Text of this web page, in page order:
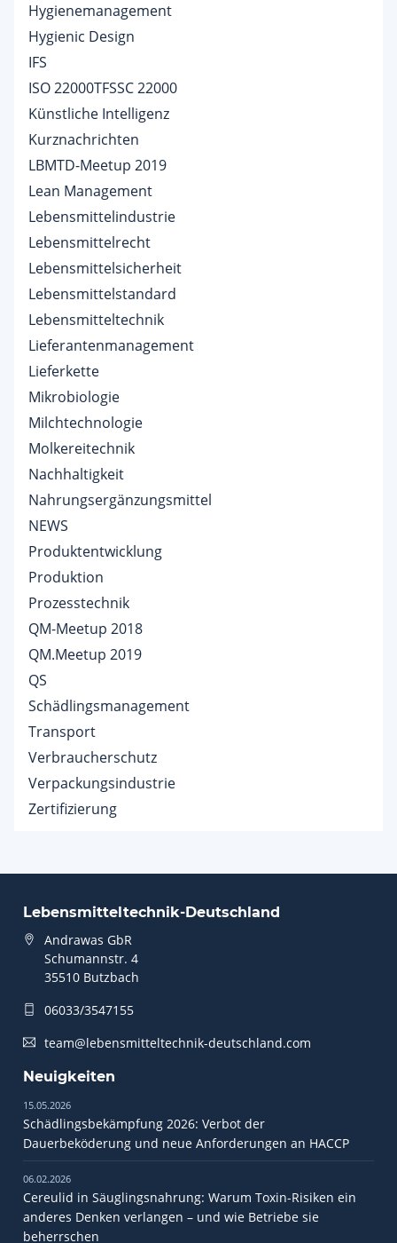
Hygienemanagement
Hygienic Design
IFS
ISO 22000TFSSC 22000
Künstliche Intelligenz
Kurznachrichten
LBMTD-Meetup 2019
Lean Management
Lebensmittelindustrie
Lebensmittelrecht
Lebensmittelsicherheit
Lebensmittelstandard
Lebensmitteltechnik
Lieferantenmanagement
Lieferkette
Mikrobiologie
Milchtechnologie
Molkereitechnik
Nachhaltigkeit
Nahrungsergänzungsmittel
NEWS
Produktentwicklung
Produktion
Prozesstechnik
QM-Meetup 2018
QM.Meetup 2019
QS
Schädlingsmanagement
Transport
Verbraucherschutz
Verpackungsindustrie
Zertifizierung
Lebensmitteltechnik-Deutschland
Andrawas GbR
Schumannstr. 4
35510 Butzbach
06033/3547155
team@lebensmitteltechnik-deutschland.com
Neuigkeiten
15.05.2026
Schädlingsbekämpfung 2026: Verbot der
Dauerbeköderung und neue Anforderungen an HACCP
06.02.2026
Cereulid in Säuglingsnahrung: Warum Toxin-Risiken ein
anderes Denken verlangen – und wie Betriebe sie
beherrschen